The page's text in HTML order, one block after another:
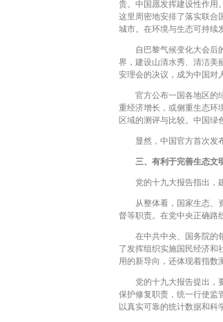
贵。中国愿发挥建设性作用
这里周密地安排了落实联合
城市。在环境与生态可持续
自巴黎气候变化大会后的
界，建设山清水秀、清洁美
安理会的决议，成为中国对
官方公布一国各地区的绿
重经济增长，或侧重生态环
区域的测评与比较。中国绿
显然，中国官方首次发布
三、有利于完善生态文
党的十九大报告指出，建
从整体看，国家生态、资
督等职责。在党中央正确路
在中共中央、国务院的领
了发挥组织实施国民经济和
用的新导向，还体现着指数
党的十九大报告提出，要
保护修复职责，统一行使监
以真实可靠的统计数据和科